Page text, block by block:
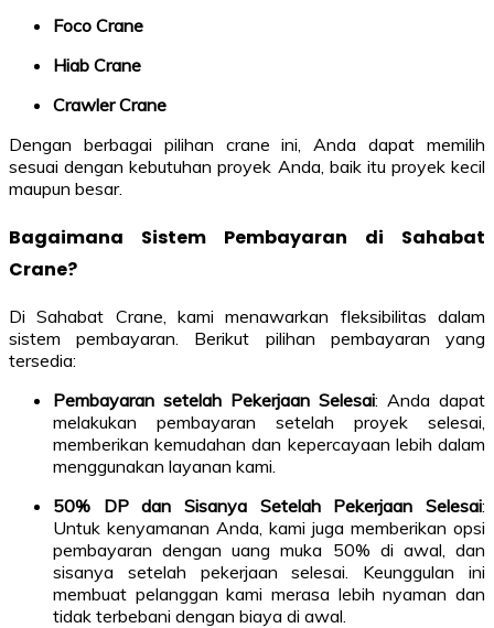
Foco Crane
Hiab Crane
Crawler Crane
Dengan berbagai pilihan crane ini, Anda dapat memilih
sesuai dengan kebutuhan proyek Anda, baik itu proyek kecil
maupun besar.
Bagaimana Sistem Pembayaran di Sahabat
Crane?
Di Sahabat Crane, kami menawarkan fleksibilitas dalam
sistem pembayaran. Berikut pilihan pembayaran yang
tersedia:
Pembayaran setelah Pekerjaan Selesai: Anda dapat
melakukan pembayaran setelah proyek selesai,
memberikan kemudahan dan kepercayaan lebih dalam
menggunakan layanan kami.
50% DP dan Sisanya Setelah Pekerjaan Selesai:
Untuk kenyamanan Anda, kami juga memberikan opsi
pembayaran dengan uang muka 50% di awal, dan
sisanya setelah pekerjaan selesai. Keunggulan ini
membuat pelanggan kami merasa lebih nyaman dan
tidak terbebani dengan biaya di awal.